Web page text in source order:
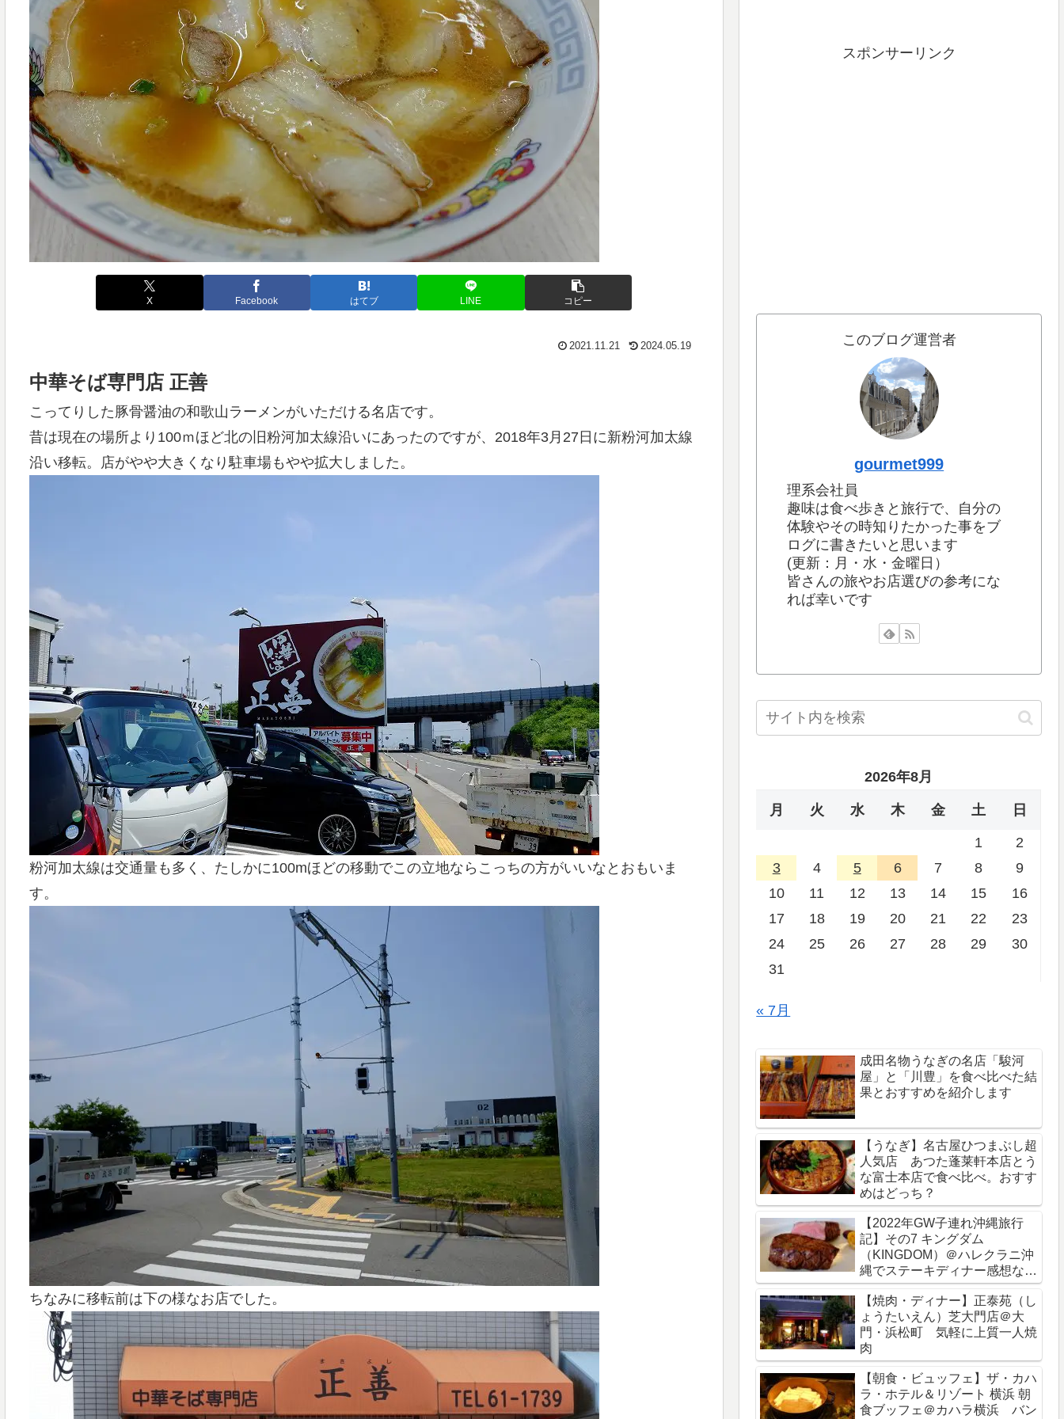
X Facebook はてブ LINE コピー
2021.11.21 2024.05.19
中華そば専門店 正善
こってりした豚骨醤油の和歌山ラーメンがいただける名店です。
昔は現在の場所より100ｍほど北の旧粉河加太線沿いにあったのですが、2018年3月27日に新粉河加太線
沿い移転。店がやや大きくなり駐車場もやや拡大しました。
粉河加太線は交通量も多く、たしかに100mほどの移動でこの立地ならこっちの方がいいなとおもいま
す。
ちなみに移転前は下の様なお店でした。
スポンサーリンク
このブログ運営者
gourmet999
理系会社員
趣味は食べ歩きと旅行で、自分の
体験やその時知りたかった事をブ
ログに書きたいと思います
(更新：月・水・金曜日）
皆さんの旅やお店選びの参考にな
れば幸いです
2026年8月
月 火 水 木 金 土 日
1
2
3
4 5 6 7 8
9
10
11 12 13 14 15
16
17
18 19 20 21 22
23
24
25 26 27 28 29
30
31
« 7月
成田名物うなぎの名店「駿河
屋」と「川豊」を食べ比べた結
果とおすすめを紹介します
【うなぎ】名古屋ひつまぶし超
人気店 あつた蓬莱軒本店とう
な富士本店で食べ比べ。おすす
めはどっち？
【2022年GW子連れ沖縄旅行
記】その7 キングダム
（KINGDOM）＠ハレクラニ沖
縄でステーキディナー感想など
をブログレビュー
【焼肉・ディナー】正泰苑（し
ょうたいえん）芝大門店＠大
門・浜松町 気軽に上質一人焼
肉
【朝食・ビュッフェ】ザ・カハ
ラ・ホテル＆リゾート 横浜 朝
食ブッフェ＠カハラ横浜 バン